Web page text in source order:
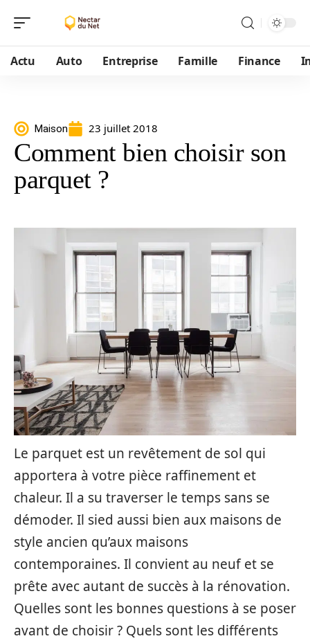
Actu Auto Entreprise Famille Finance
Maison 23 juillet 2018
Comment bien choisir son
parquet ?
Le parquet est un revêtement de sol qui
apportera à votre pièce raffinement et
chaleur. Il a su traverser le temps sans se
démoder. Il sied aussi bien aux maisons de
style ancien qu’aux maisons
contemporaines. Il convient au neuf et se
prête avec autant de succès à la rénovation.
Quelles sont les bonnes questions à se poser
avant de choisir ? Quels sont les différents